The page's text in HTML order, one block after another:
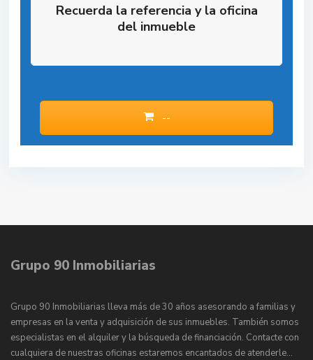
Recuerda la referencia y la oficina
del inmueble
--
Grupo 90 Inmobiliarias
Grupo 90 Inmobiliarias lleva más de 30 años asesorando a familias y
empresas en la venta y adquisición de sus inmuebles. También somos
especialistas en el alquiler y la búsqueda de financiación. Contacte con
cualquiera de nuestras oficinas estaremos encantados de atenderle…